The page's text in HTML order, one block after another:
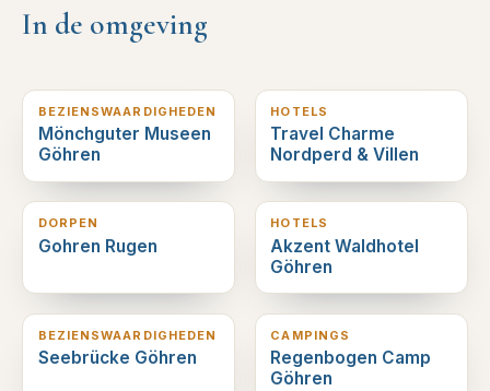
In de omgeving
BEZIENSWAARDIGHEDEN
Mönchguter Museen
Göhren
HOTELS
Travel Charme
Nordperd & Villen
0 km verderop
DORPEN
Gohren Rugen
0 km verderop
HOTELS
Akzent Waldhotel
Göhren
1 km verderop
BEZIENSWAARDIGHEDEN
Seebrücke Göhren
1 km verderop
CAMPINGS
Regenbogen Camp
Göhren